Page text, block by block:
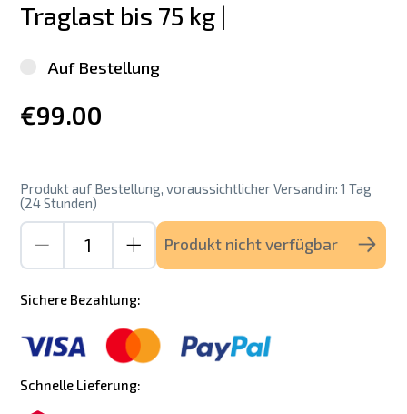
Traglast bis 75 kg |
Auf Bestellung
€99.00
Produkt auf Bestellung, voraussichtlicher Versand in: 1 Tag
(24 Stunden)
Produkt nicht verfügbar
Sichere Bezahlung:
Schnelle Lieferung: